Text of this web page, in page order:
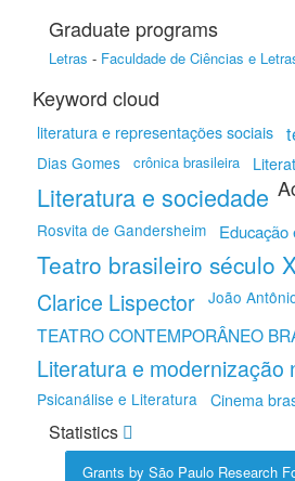
Graduate programs
Letras - Faculdade de Ciências e
Keyword cloud
literatura e representações sociais
Dias Gomes crônica brasileira
Literatura e sociedade
Rosvita de Gandersheim Educação
Teatro brasileiro século
Clarice Lispector João
TEATRO CONTEMPORÂNEO
Literatura e modernização
Psicanálise e Literatura Cinema
Statistics
Grants by São Paulo Research